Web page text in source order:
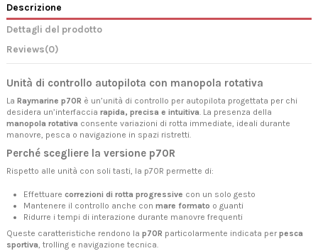
Descrizione
Dettagli del prodotto
Reviews(0)
Unità di controllo autopilota con manopola rotativa
La Raymarine p70R è un’unità di controllo per autopilota progettata per chi
desidera un’interfaccia rapida, precisa e intuitiva . La presenza della
manopola rotativa consente variazioni di rotta immediate, ideali durante
manovre, pesca o navigazione in spazi ristretti.
Perché scegliere la versione p70R
Rispetto alle unità con soli tasti, la p70R permette di:
Effettuare correzioni di rotta progressive con un solo gesto
Mantenere il controllo anche con mare formato o guanti
Ridurre i tempi di interazione durante manovre frequenti
Queste caratteristiche rendono la p70R particolarmente indicata per pesca
sportiva, trolling e navigazione tecnica.